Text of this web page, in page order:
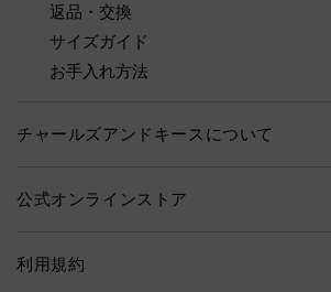
返品・交換
サイズガイド
お手入れ方法
チャールズアンドキースについて
公式オンラインストア
利用規約